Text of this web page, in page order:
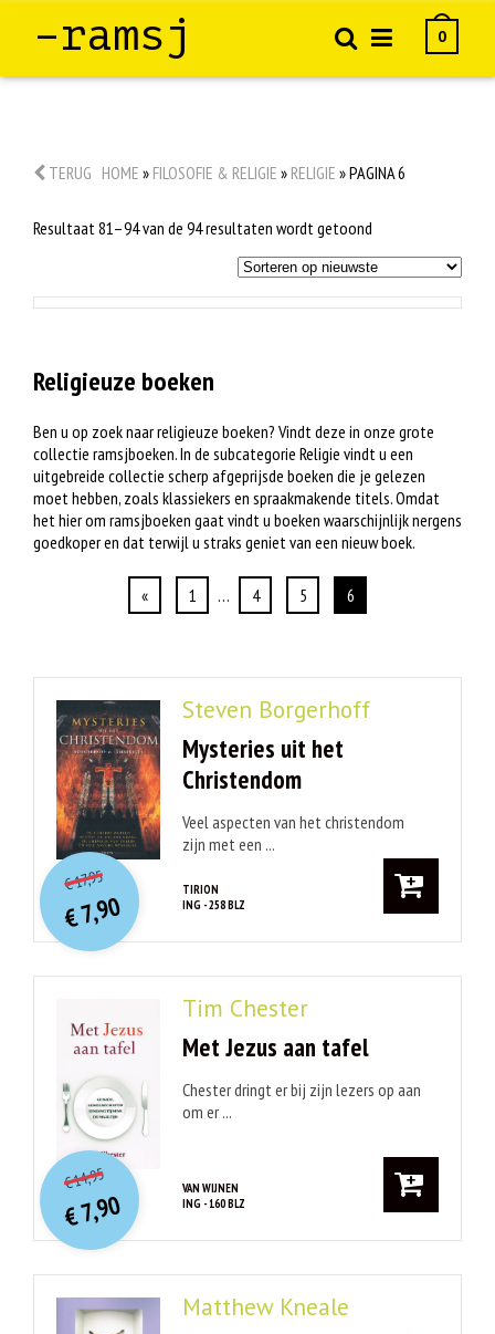
–ramsj 0
TERUG HOME » FILOSOFIE & RELIGIE » RELIGIE »PAGINA 6
Resultaat 81–94 van de 94 resultaten wordt getoond
nieuwste
Religieuze boeken
Ben u op zoek naar religieuze boeken? Vindt deze in onze grote
collectie ramsjboeken. In de subcategorie Religie vindt u een
uitgebreide collectie scherp afgeprijsde boeken die je gelezen
moet hebben, zoals klassiekers en spraakmakende titels. Omdat
het hier om ramsjboeken gaat vindt u boeken waarschijnlijk nergens
goedkoper en dat terwijl u straks geniet van een nieuw boek.
« 1 … 4 5 6
Steven Borgerhoff
Mysteries uit het
Christendom
Veel aspecten van het christendom
zijn met een ...
TIRION
ING - 258 BLZ
€17,95O
orspr
onkelijke
prijs
was:
€ 17,95.
€7,90
Huidige
prijs
is:
€ 7,90.
Tim Chester
Met Jezus aan tafel
Chester dringt er bij zijn lezers op aan
om er ...
VAN WIJNEN
ING - 160 BLZ
€14,95O
orspr
onkelijke
prijs
was:
€ 14,95.
€7,90
Huidige
prijs
is:
€ 7,90.
Matthew Kneale